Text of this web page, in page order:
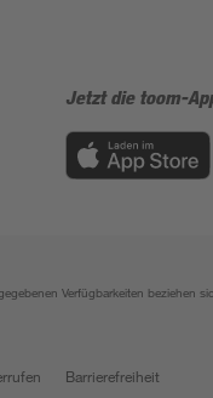
Jetzt die toom-
Verfügbarkeiten
Barrierefreiheit